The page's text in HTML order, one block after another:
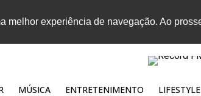
melhor experiência de navegação. Ao
MÚSICA ENTRETENIMENTO LIFESTYLE